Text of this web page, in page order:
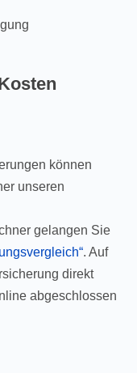
können
unseren
gelangen Sie
. Auf
direkt
abgeschlossen